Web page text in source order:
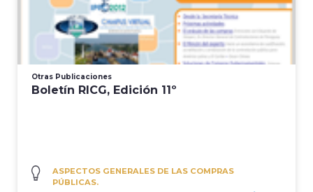
Otras Publicaciones
Boletín RICG, Edición 11º
ASPECTOS GENERALES DE LAS COMPRAS
PÚBLICAS.